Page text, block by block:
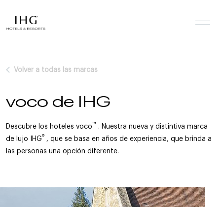
Volver a todas las marcas
voco de IHG
Descubre los hoteles voco™ . Nuestra nueva y distintiva marca
de lujo IHG® , que se basa en años de experiencia, que brinda a
las personas una opción diferente.